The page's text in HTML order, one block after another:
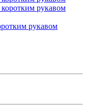
рукавом